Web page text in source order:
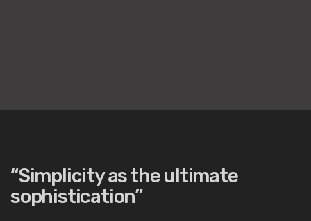
“Simplicity as the ultimate
sophistication”